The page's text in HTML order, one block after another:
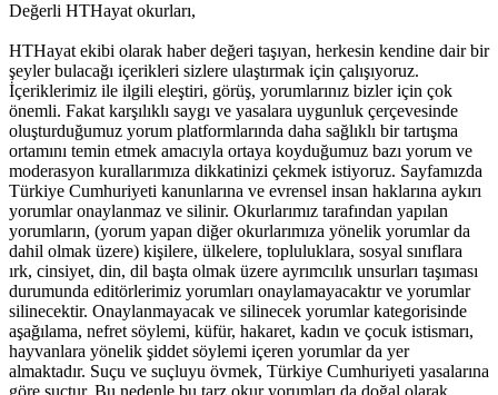
Değerli HTHayat okurları,
HTHayat ekibi olarak haber değeri taşıyan, herkesin kendine dair bir
şeyler bulacağı içerikleri sizlere ulaştırmak için çalışıyoruz.
İçeriklerimiz ile ilgili eleştiri, görüş, yorumlarınız bizler için çok
önemli. Fakat karşılıklı saygı ve yasalara uygunluk çerçevesinde
oluşturduğumuz yorum platformlarında daha sağlıklı bir tartışma
ortamını temin etmek amacıyla ortaya koyduğumuz bazı yorum ve
moderasyon kurallarımıza dikkatinizi çekmek istiyoruz. Sayfamızda
Türkiye Cumhuriyeti kanunlarına ve evrensel insan haklarına aykırı
yorumlar onaylanmaz ve silinir. Okurlarımız tarafından yapılan
yorumların, (yorum yapan diğer okurlarımıza yönelik yorumlar da
dahil olmak üzere) kişilere, ülkelere, topluluklara, sosyal sınıflara
ırk, cinsiyet, din, dil başta olmak üzere ayrımcılık unsurları taşıması
durumunda editörlerimiz yorumları onaylamayacaktır ve yorumlar
silinecektir. Onaylanmayacak ve silinecek yorumlar kategorisinde
aşağılama, nefret söylemi, küfür, hakaret, kadın ve çocuk istismarı,
hayvanlara yönelik şiddet söylemi içeren yorumlar da yer
almaktadır. Suçu ve suçluyu övmek, Türkiye Cumhuriyeti yasalarına
göre suçtur. Bu nedenle bu tarz okur yorumları da doğal olarak